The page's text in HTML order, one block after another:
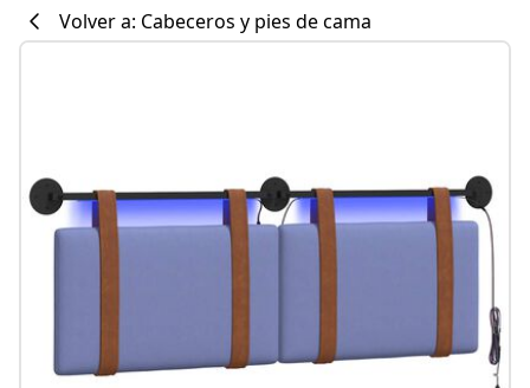
#sharemevidaxl
Volver a: Cabeceros y pies de cama